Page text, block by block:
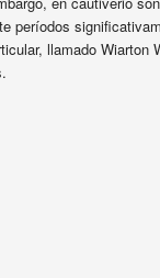
períodos
llamado Wiarton